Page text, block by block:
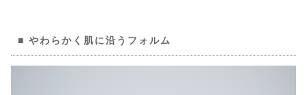
やわらかく肌に沿うフォルム